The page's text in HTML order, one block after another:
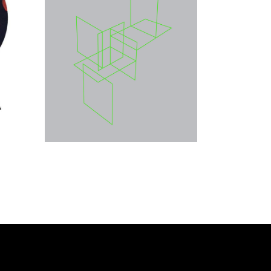
KOSZYKA
prasowych Jolanty Brach-
Czainy.
40.00zł 26.00
KSIĄŻKA DO